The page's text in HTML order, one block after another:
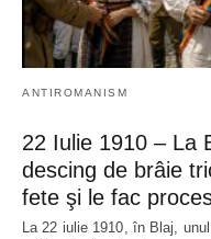
ANTIROMANISM
22 Iulie 1910 – La
descing de brâie
fete şi le fac
La 22 iulie 1910, în Blaj,